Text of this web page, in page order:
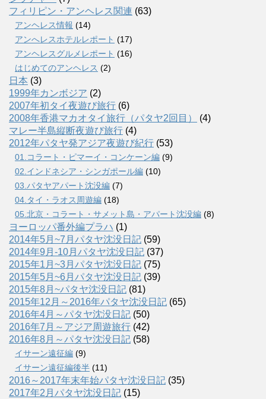
フィリピン・アンヘレス関連 (63)
アンヘレス情報 (14)
アンへレスホテルレポート (17)
アンヘレスグルメレポート (16)
はじめてのアンヘレス (2)
日本 (3)
1999年カンボジア (2)
2007年初タイ夜遊び旅行 (6)
2008年香港マカオタイ旅行（パタヤ2回目）
(4)
マレー半島縦断夜遊び旅行 (4)
2012年パタヤ発アジア夜遊び紀行 (53)
01.コラート・ピマーイ・コンケーン編 (9)
02.インドネシア・シンガポール編 (10)
03.パタヤアパート沈没編 (7)
04.タイ・ラオス周遊編 (18)
05.北京・コラート・サメット島・アパート沈没編 (8)
ヨーロッパ番外編プラハ (1)
2014年5月~7月パタヤ沈没日記 (59)
2014年9月-10月パタヤ沈没日記 (37)
2015年1月~3月パタヤ沈没日記 (75)
2015年5月~6月パタヤ沈没日記 (39)
2015年8月~パタヤ沈没日記 (81)
2015年12月～2016年パタヤ沈没日記 (65)
2016年4月～パタヤ沈没日記 (50)
2016年7月～アジア周遊旅行 (42)
2016年8月～パタヤ沈没日記 (58)
イサーン遠征編 (9)
イサーン遠征編後半 (11)
2016～2017年末年始パタヤ沈没日記 (35)
2017年2月パタヤ沈没日記 (15)